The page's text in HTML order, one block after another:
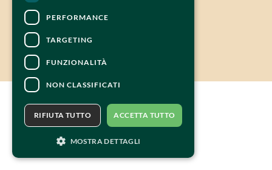
PERFORMANCE
TARGETING
FUNZIONALITÀ
NON CLASSIFICATI
ACCETTA TUTTO
RIFIUTA TUTTO
MOSTRA DETTAGLI